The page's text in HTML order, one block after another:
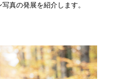
真の発展を紹介します。